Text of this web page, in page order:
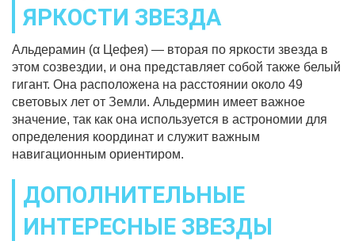
ЯРКОСТИ ЗВЕЗДА
Альдерамин (α Цефея) — вторая по яркости звезда в
этом созвездии, и она представляет собой также белый
гигант. Она расположена на расстоянии около 49
световых лет от Земли. Альдермин имеет важное
значение, так как она используется в астрономии для
определения координат и служит важным
навигационным ориентиром.
ДОПОЛНИТЕЛЬНЫЕ
ИНТЕРЕСНЫЕ ЗВЕЗДЫ